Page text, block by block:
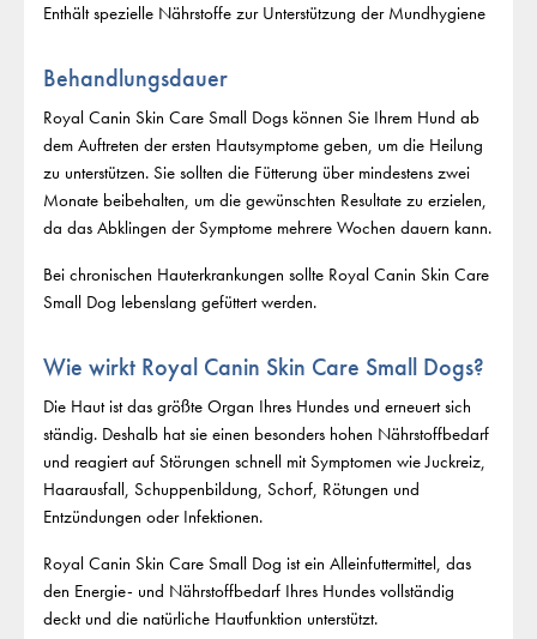
Enthält spezielle Nährstoffe zur Unterstützung der Mundhygiene
Behandlungsdauer
Royal Canin Skin Care Small Dogs können Sie Ihrem Hund ab
dem Auftreten der ersten Hautsymptome geben, um die Heilung
zu unterstützen. Sie sollten die Fütterung über mindestens zwei
Monate beibehalten, um die gewünschten Resultate zu erzielen,
da das Abklingen der Symptome mehrere Wochen dauern kann.
Bei chronischen Hauterkrankungen sollte Royal Canin Skin Care
Small Dog lebenslang gefüttert werden.
Wie wirkt Royal Canin Skin Care Small Dogs?
Die Haut ist das größte Organ Ihres Hundes und erneuert sich
ständig. Deshalb hat sie einen besonders hohen Nährstoffbedarf
und reagiert auf Störungen schnell mit Symptomen wie Juckreiz,
Haarausfall, Schuppenbildung, Schorf, Rötungen und
Entzündungen oder Infektionen.
Royal Canin Skin Care Small Dog ist ein Alleinfuttermittel, das
den Energie- und Nährstoffbedarf Ihres Hundes vollständig
deckt und die natürliche Hautfunktion unterstützt.